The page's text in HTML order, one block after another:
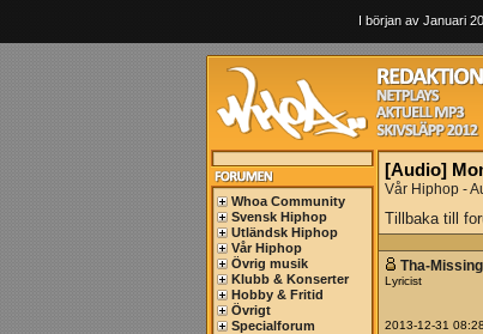
I början av Januari
Whoa Community
Svensk Hiphop
Utländsk Hiphop
Vår Hiphop
Övrig musik
Klubb & Konserter
Hobby & Fritid
Övrigt
Specialforum
[Audio]
Vår Hiphop -
Tillbaka till
Tha-
Lyricist
2013-12-31 08:28